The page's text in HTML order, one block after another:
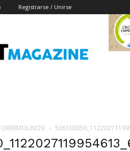
Registrarse / Unirse